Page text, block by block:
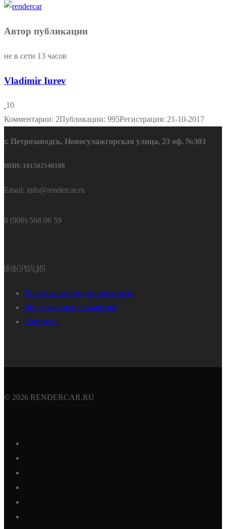
Автор публикации
не в сети 13 часов
Vladimir Iurev
10
Комментарии: 2Публикации: 995Регистрация: 21-10-2017
г. Петрозаводск, Новосулажгорская улица, 23 оф. №303
ИНН: 101502540188
Email: info@rendercar.ru
8 (909) 568 06 59
ИНФОРМАЦИЯ
Политика конфиденциальности
Лицензионное соглашение
Контакты
© 2026 RENDERCAR.RU